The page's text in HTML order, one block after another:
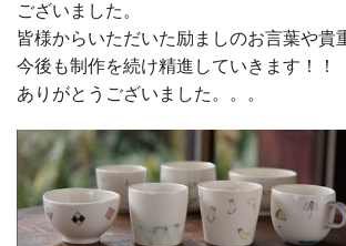
ございました。
皆様からいただいた励ましのお言葉や貴
今後も制作を続け精進していきます！！
ありがとうございました。。。